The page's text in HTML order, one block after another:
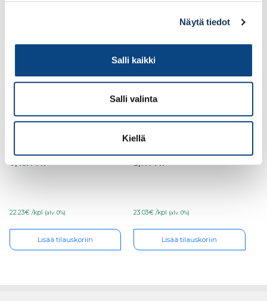
Näytä tiedot
Salli kaikki
Salli valinta
Kiellä
Teknos Futura Aqua 40
0,45l PM1
22.23€ /kpl (alv. 0%)
Lisää tilauskoriin
Seinämaali Ideo Pro 7
2,7l PM1
23.03€ /kpl (alv. 0%)
Lisää tilauskoriin